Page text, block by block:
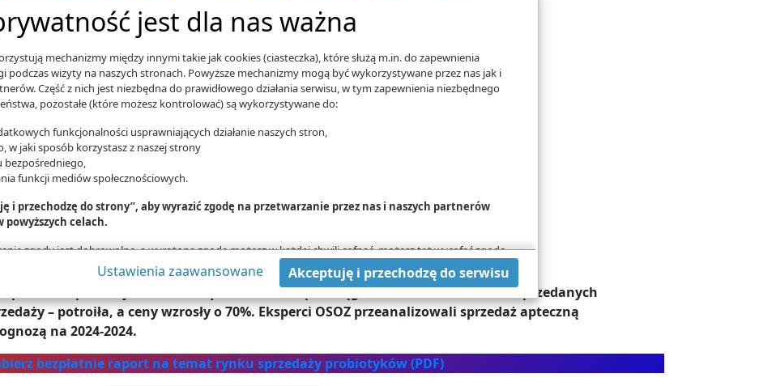
Probiotyki korzystnie wpływają na florę bakteryjną jelit
prebiotyków za sumę 672 mln zł. W przeciągu ostatnich 10 lat liczba sprzedanych
– potroiła, a ceny wzrosły o 70%. Eksperci OSOZ przeanalizowali sprzedaż apteczną
na 2024-2024.
bezpłatnie raport na temat rynku sprzedaży probiotyków (PDF)
jest dla nas ważna
mechanizmy między innymi takie jak cookies (ciasteczka), które służą m.in. do zapewnienia
podczas wizyty na naszych stronach. Powyższe mechanizmy mogą być wykorzystywane przez nas jak i
Część z nich jest niezbędna do prawidłowego działania serwisu, w tym zapewnienia niezbędnego
pozostałe (które możesz kontrolować) są wykorzystywane do:
funkcjonalności usprawniających działanie naszych stron,
w jaki sposób korzystasz z naszej strony
bezpośredniego,
funkcji mediów społecznościowych.
i przechodzę do strony”, aby wyrazić zgodę na przetwarzanie przez nas i naszych partnerów
powyższych celach.
zgody jest dobrowolne, a wyrażoną zgodę możesz w każdej chwili cofnąć, możesz też wycofać zgodę
danych tylko w niektórych celach. Jeżeli chcesz dowiedzieć się więcej lub chcesz przeprowadzić
- możesz tego dokonać za pomocą „Ustawień zaawansowanych”.
temat wykorzystywania narzędzi zewnętrznych na naszych stronach znajdziesz wPolityce cookies.
Ustawienia zaawansowane Akceptuję i przechodzę do serwisu